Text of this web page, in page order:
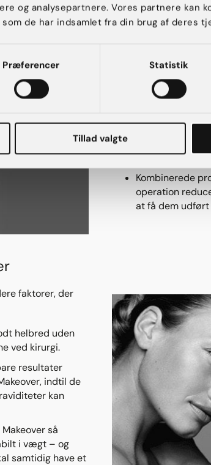
og analysepartnere. Vores partnere kan
de har indsamlet fra din brug af deres
Præferencer Statistik
Tillad valgte
Fordele ved
En Mommy
Forbedret
bryster kan
Øget selvtillid:
tilfredshed med
Kombinerede
operation
at få dem udført
faktorer, der
helbred uden
ved kirurgi.​
resultater
indtil de
kan
så
i vægt – og
samtidig have et